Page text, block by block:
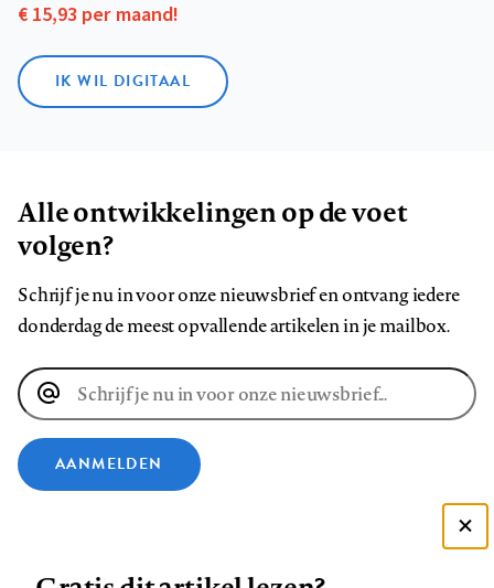
€ 15,93 per maand!
IK WIL DIGITAAL
Alle ontwikkelingen op de voet
volgen?
Schrijf je nu in voor onze nieuwsbrief en ontvang iedere
donderdag de meest opvallende artikelen in je mailbox.
E-
mailadres
AANMELDEN